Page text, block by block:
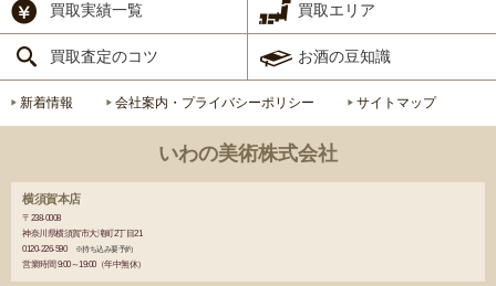
買取実績一覧 買取エリア
買取査定のコツ お酒の豆知識
新着情報 会社案内・プライバシーポリシー サイトマップ
いわの美術株式会社
横須賀本店
〒238-0008
神奈川県横須賀市大滝町2丁目21
0120-226-590
※持ち込み要予約
営業時間 9:00～19:00（年中無休）